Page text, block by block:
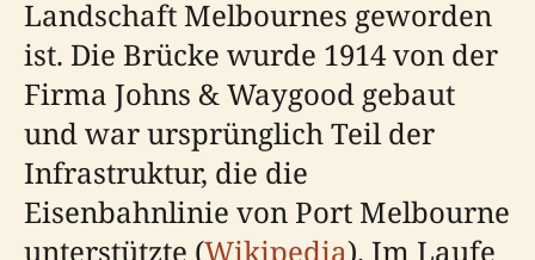
Landschaft Melbournes geworden
ist. Die Brücke wurde 1914 von der
Firma Johns & Waygood gebaut
und war ursprünglich Teil der
Infrastruktur, die die
Eisenbahnlinie von Port Melbourne
unterstützte (Wikipedia). Im Laufe